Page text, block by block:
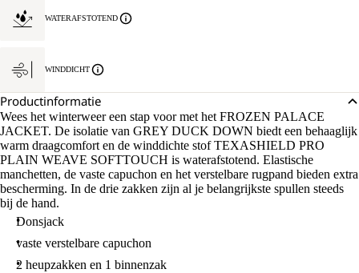
WATERAFSTOTEND
WINDDICHT
Productinformatie
Wees het winterweer een stap voor met het FROZEN PALACE
JACKET. De isolatie van GREY DUCK DOWN biedt een behaaglijk
warm draagcomfort en de winddichte stof TEXASHIELD PRO
PLAIN WEAVE SOFTTOUCH is waterafstotend. Elastische
manchetten, de vaste capuchon en het verstelbare rugpand bieden extra
bescherming. In de drie zakken zijn al je belangrijkste spullen steeds
bij de hand.
Donsjack
vaste verstelbare capuchon
2 heupzakken en 1 binnenzak